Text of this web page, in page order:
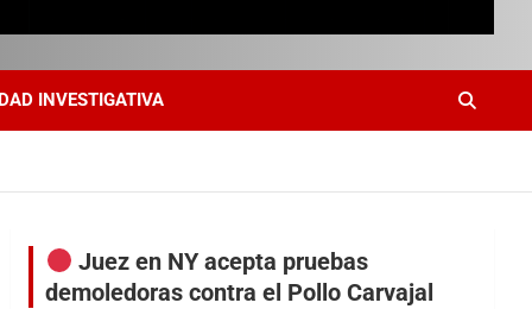
INVESTIGATIVA
Juez en NY acepta pruebas
demoledoras contra el Pollo Carvajal